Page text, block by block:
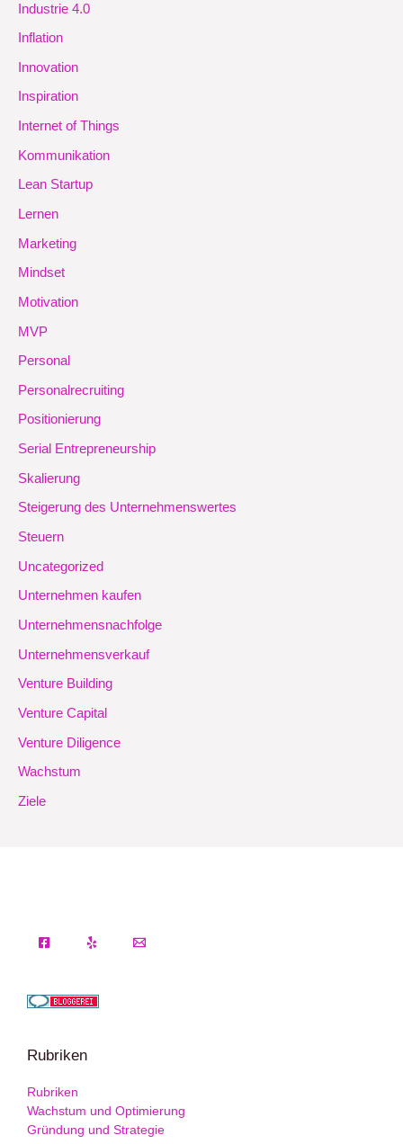
Industrie 4.0
Inflation
Innovation
Inspiration
Internet of Things
Kommunikation
Lean Startup
Lernen
Marketing
Mindset
Motivation
MVP
Personal
Personalrecruiting
Positionierung
Serial Entrepreneurship
Skalierung
Steigerung des Unternehmenswertes
Steuern
Uncategorized
Unternehmen kaufen
Unternehmensnachfolge
Unternehmensverkauf
Venture Building
Venture Capital
Venture Diligence
Wachstum
Ziele
Rubriken
Rubriken
Wachstum und Optimierung
Gründung und Strategie